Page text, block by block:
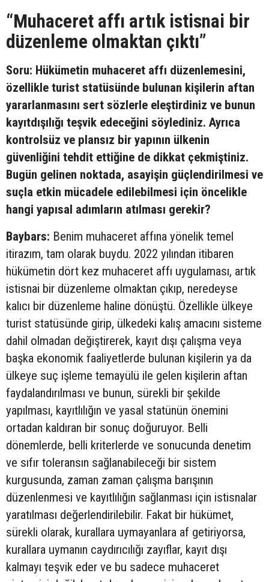
“Muhaceret affı artık istisnai bir
düzenleme olmaktan çıktı”
Soru: Hükümetin muhaceret affı düzenlemesini,
özellikle turist statüsünde bulunan kişilerin aftan
yararlanmasını sert sözlerle eleştirdiniz ve bunun
kayıtdışılığı teşvik edeceğini söylediniz. Ayrıca
kontrolsüz ve plansız bir yapının ülkenin
güvenliğini tehdit ettiğine de dikkat çekmiştiniz.
Bugün gelinen noktada, asayişin güçlendirilmesi ve
suçla etkin mücadele edilebilmesi için öncelikle
hangi yapısal adımların atılması gerekir?
Baybars: Benim muhaceret affına yönelik temel
itirazım, tam olarak buydu. 2022 yılından itibaren
hükümetin dört kez muhaceret affı uygulaması, artık
istisnai bir düzenleme olmaktan çıkıp, neredeyse
kalıcı bir düzenleme haline dönüştü. Özellikle ülkeye
turist statüsünde girip, ülkedeki kalış amacını sisteme
dahil olmadan değiştirerek, kayıt dışı çalışma veya
başka ekonomik faaliyetlerde bulunan kişilerin ya da
ülkeye suç işleme temayülü ile gelen kişilerin aftan
faydalandırılması ve bunun, sürekli bir şekilde
yapılması, kayıtlılığın ve yasal statünün önemini
ortadan kaldıran bir sonuç doğuruyor. Belli
dönemlerde, belli kriterlerde ve sonucunda denetim
ve sıfır toleransın sağlanabileceği bir sistem
kurgusunda, zaman zaman çalışma barışının
düzenlenmesi ve kayıtlılığın sağlanması için istisnalar
yaratılması değerlendirilebilir. Fakat bir hükümet,
sürekli olarak, kurallara uymayanlara af getiriyorsa,
kurallara uymanın caydırıcılığı zayıflar, kayıt dışı
kalmayı teşvik eder ve bu sadece muhaceret